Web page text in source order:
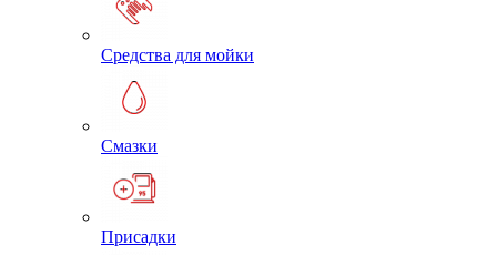
Средства для мойки
Смазки
Присадки